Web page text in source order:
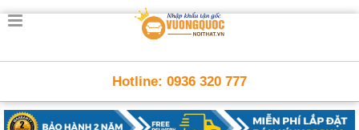
Trang
Thông
Minh
Hotline: 0936 320 777